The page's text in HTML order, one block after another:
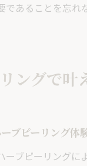
であることを忘れ
ングで叶
ブピーリング体
ーブピーリングに